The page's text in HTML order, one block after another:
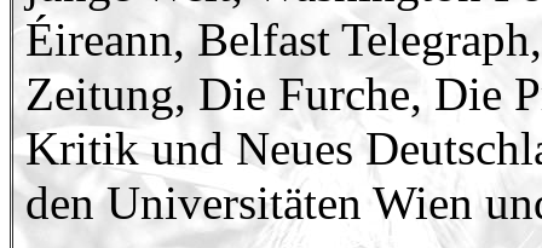
Éireann, Belfast
Zeitung, Die Furche, Die
Kritik und Neues
den Universitäten Wien